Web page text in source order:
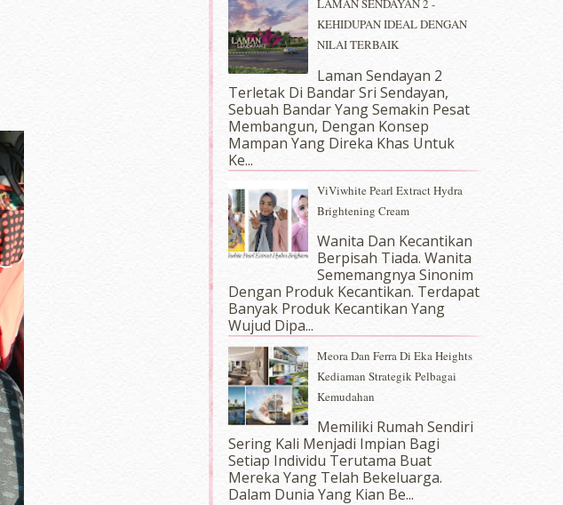
LAMAN SENDAYAN 2 -
KEHIDUPAN IDEAL DENGAN
NILAI TERBAIK
Laman Sendayan 2
Terletak Di Bandar Sri Sendayan,
Sebuah Bandar Yang Semakin Pesat
Membangun, Dengan Konsep
Mampan Yang Direka Khas Untuk
Ke...
ViViwhite Pearl Extract Hydra
Brightening Cream
Wanita Dan Kecantikan
Berpisah Tiada. Wanita
Sememangnya Sinonim
Dengan Produk Kecantikan. Terdapat
Banyak Produk Kecantikan Yang
Wujud Dipa...
Meora Dan Ferra Di Eka Heights
Kediaman Strategik Pelbagai
Kemudahan
Memiliki Rumah Sendiri
Sering Kali Menjadi Impian Bagi
Setiap Individu Terutama Buat
Mereka Yang Telah Bekeluarga.
Dalam‍ Dunia Yang Kian Be...